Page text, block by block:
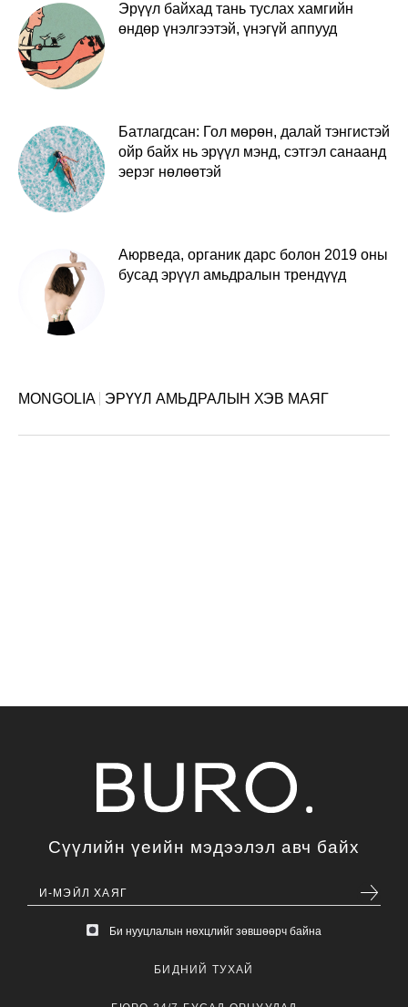
Эрүүл байхад тань туслах хамгийн
өндөр үнэлгээтэй, үнэгүй аппууд
Батлагдсан: Гол мөрөн, далай тэнгистэй
ойр байх нь эрүүл мэнд, сэтгэл санаанд
эерэг нөлөөтэй
Аюрведа, органик дарс болон 2019 оны
бусад эрүүл амьдралын трендүүд
MONGOLIA ЭРҮҮЛ АМЬДРАЛЫН ХЭВ МАЯГ
Сүүлийн үеийн мэдээлэл авч байх
Би нууцлалын нөхцлийг зөвшөөрч байна
БИДНИЙ ТУХАЙ